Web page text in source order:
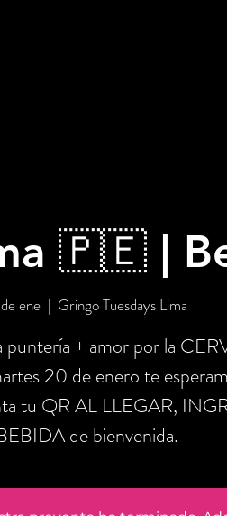
🇵🇪 |
ene
  |
Gringo Tuesdays Lima
puntería + amor por la
20 de enero te
tu QR AL LLEGAR,
de bienvenida.